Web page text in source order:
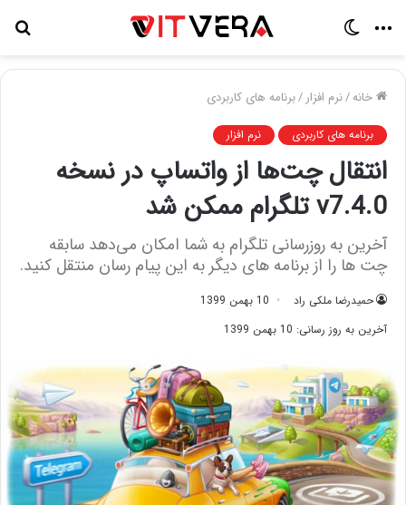
منو
خانه/نرم افزار/برنامه های کاربردی
برنامه های کاربردی نرم افزار
انتقال چت‌ها از واتساپ در نسخه
v7.4.0 تلگرام ممکن شد
آخرین به روزرسانی تلگرام به شما امکان می‌دهد سابقه
چت ها را از برنامه های دیگر به این پیام رسان منتقل کنید.
حمیدرضا ملکی راد
10 بهمن 1399
آخرین به روز رسانی: 10 بهمن 1399